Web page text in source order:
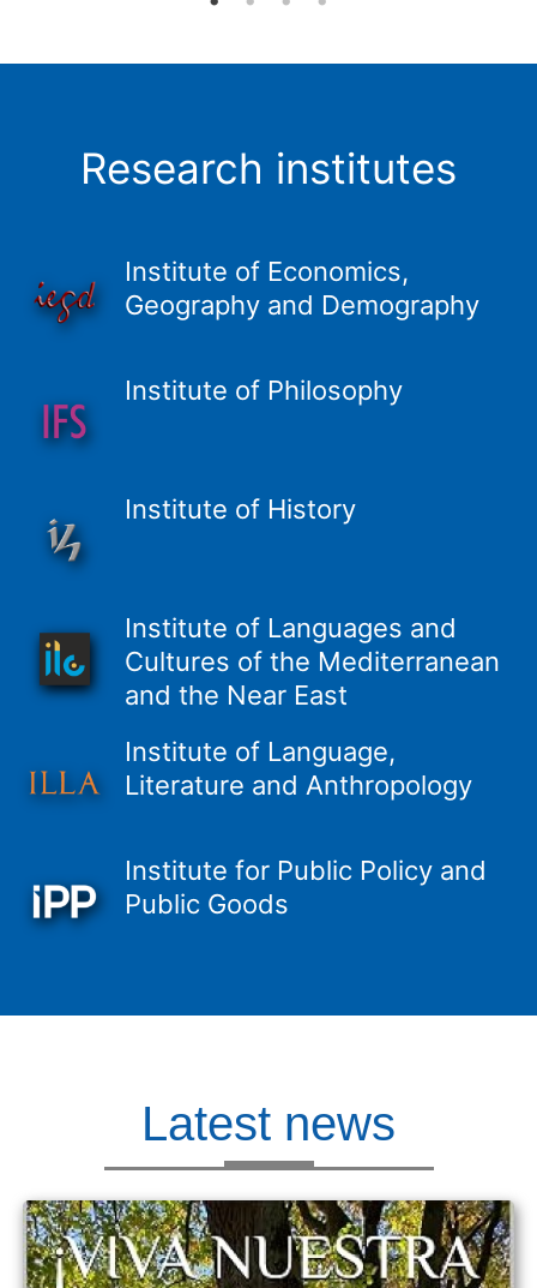
Research institutes
Institute of Economics,
Geography and Demography
Institute of Philosophy
Institute of History
Institute of Languages and
Cultures of the Mediterranean
and the Near East
Institute of Language,
Literature and Anthropology
Institute for Public Policy and
Public Goods
Latest news